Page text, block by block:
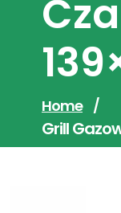
Home /
Grill